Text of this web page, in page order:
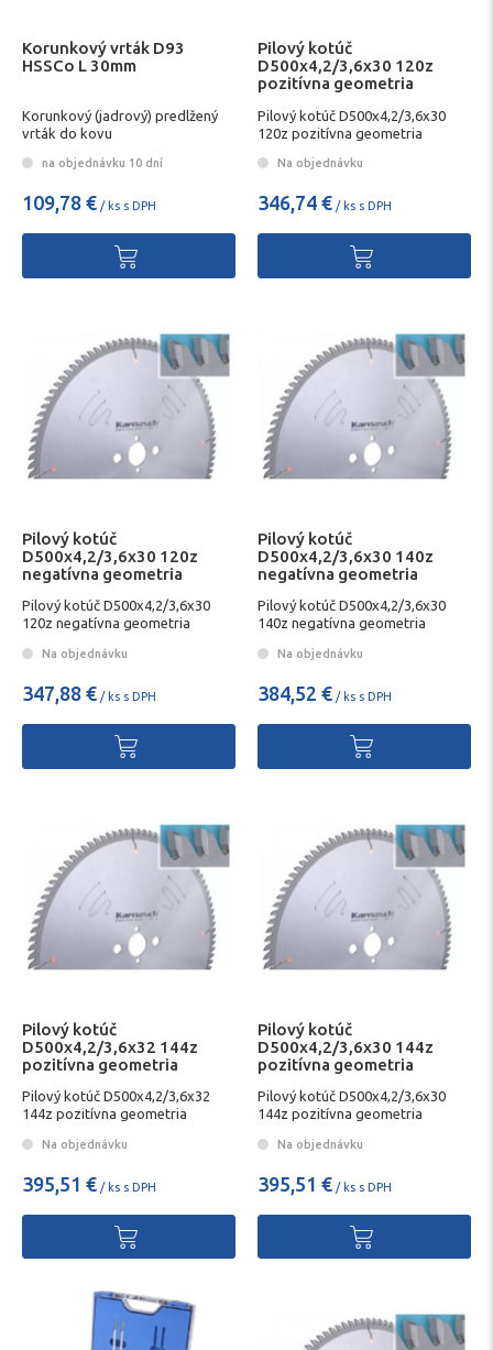
Korunkový vrták D93
HSSCo L 30mm
Korunkový (jadrový) predlžený
vrták do kovu
na objednávku 10 dní
109,78 € / ks s DPH
Pilový kotúč
D500x4,2/3,6x30 120z
pozitívna geometria
Pilový kotúč D500x4,2/3,6x30
120z pozitívna geometria
Na objednávku
346,74 € / ks s DPH
Pilový kotúč
D500x4,2/3,6x30 120z
negatívna geometria
Pilový kotúč D500x4,2/3,6x30
120z negatívna geometria
Na objednávku
347,88 € / ks s DPH
Pilový kotúč
D500x4,2/3,6x30 140z
negatívna geometria
Pilový kotúč D500x4,2/3,6x30
140z negatívna geometria
Na objednávku
384,52 € / ks s DPH
Pilový kotúč
D500x4,2/3,6x32 144z
pozitívna geometria
Pilový kotúč D500x4,2/3,6x32
144z pozitívna geometria
Na objednávku
395,51 € / ks s DPH
Pilový kotúč
D500x4,2/3,6x30 144z
pozitívna geometria
Pilový kotúč D500x4,2/3,6x30
144z pozitívna geometria
Na objednávku
395,51 € / ks s DPH